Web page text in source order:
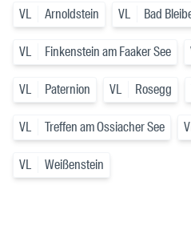
VL Arnoldstein VL Bad
VL Finkenstein am Faaker See
VL Paternion VL Rosegg
VL Treffen am Ossiacher See
VL Weißenstein